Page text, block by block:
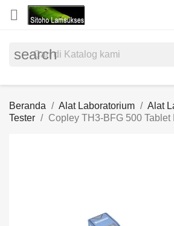

search
Beranda Alat Laboratorium Alat
Tester
Copley TH3-BFG 500 Tablet